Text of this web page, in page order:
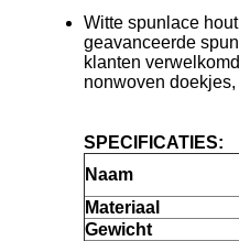
Witte spunlace
geavanceerde
klanten
nonwoven
SPECIFICATIES:
Naam
Materiaal
Gewicht